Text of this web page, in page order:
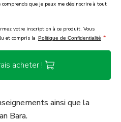
comprends que je peux me désinscrire à tout
votre inscription à ce produit. Vous
et compris la Politique de Confidentialité *
acheter !
ainsi que la
Bara.